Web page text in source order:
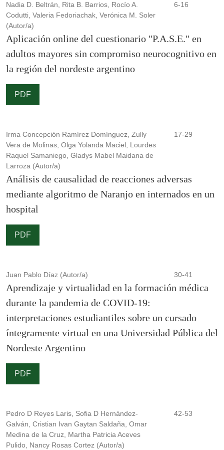
Nadia D. Beltrán, Rita B. Barrios, Rocío A.
Codutti, Valeria Fedoriachak, Verónica M. Soler
(Autor/a)
6-16
Aplicación online del cuestionario "P.A.S.E." en
adultos mayores sin compromiso neurocognitivo en
la región del nordeste argentino
PDF
Irma Concepción Ramírez Domínguez, Zully
Vera de Molinas, Olga Yolanda Maciel, Lourdes
Raquel Samaniego, Gladys Mabel Maidana de
Larroza (Autor/a)
17-29
Análisis de causalidad de reacciones adversas
mediante algoritmo de Naranjo en internados en un
hospital
PDF
Juan Pablo Díaz (Autor/a) 30-41
Aprendizaje y virtualidad en la formación médica
durante la pandemia de COVID-19:
interpretaciones estudiantiles sobre un cursado
íntegramente virtual en una Universidad Pública del
Nordeste Argentino
PDF
Pedro D Reyes Laris, Sofia D Hernández-
Galván, Cristian Ivan Gaytan Saldaña, Omar
Medina de la Cruz, Martha Patricia Aceves
Pulido, Nancy Rosas Cortez (Autor/a)
42-53